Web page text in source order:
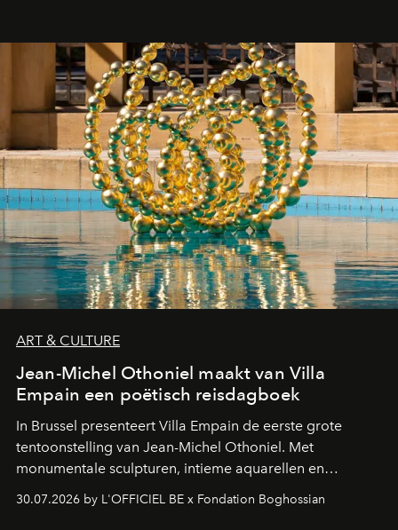
ART & CULTURE
Jean-Michel Othoniel maakt van Villa
Empain een poëtisch reisdagboek
In Brussel presenteert Villa Empain de eerste grote
tentoonstelling van Jean-Michel Othoniel. Met
monumentale sculpturen, intieme aquarellen en
fonkelend Murano-glas creëert de Franse kunstenaar
een emotionele reis waarin elk werk de herinnering
30.07.2026 by L'OFFICIEL BE x Fondation Boghossian